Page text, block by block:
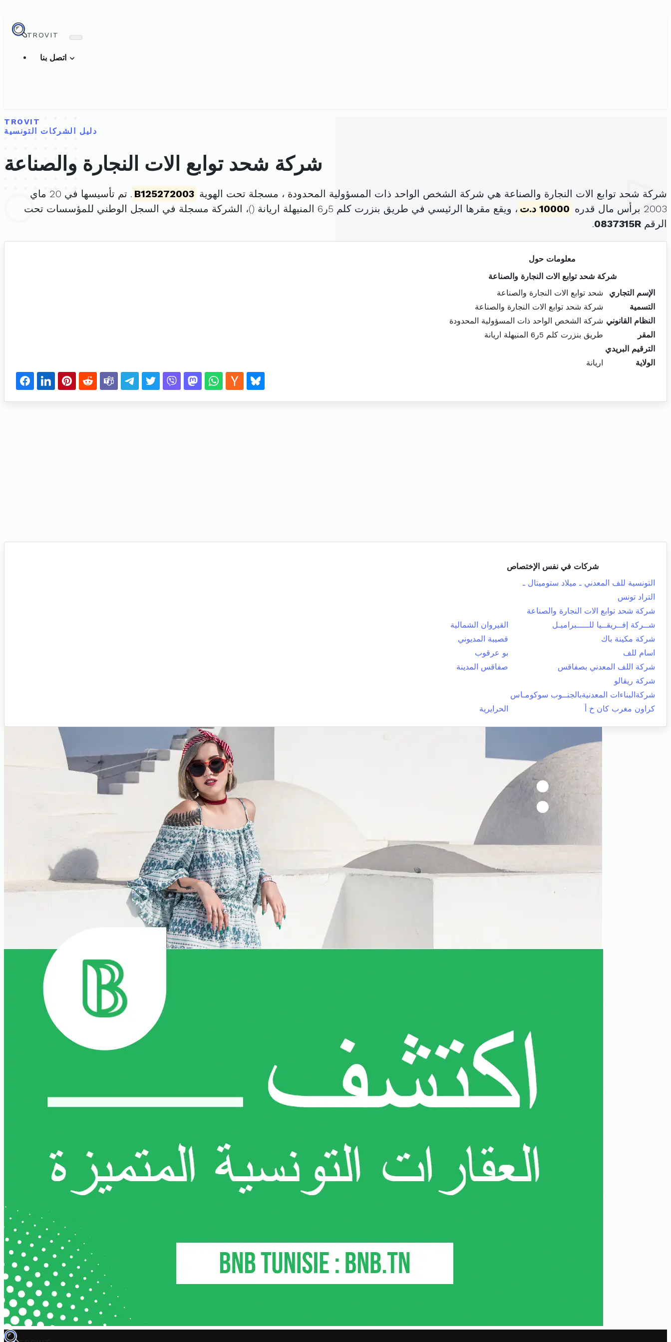
TROVIT
TROVIT
دليل الشركات التونسية
شركة شحد توابع الات النجارة والصناعة
شركة شحد توابع الات النجارة والصناعة هي شركة الشخص الواحد ذات المسؤولية المحدودة ، مسجلة تحت الهوية B125272003
. تم تأسيسها في 20 ماي
2003 برأس مال قدره
10000 د.ت ، ويقع مقرها الرئيسي في طريق بنزرت كلم 5ر6 المنيهلة اريانة (
)، الشركة مسجلة في السجل الوطني للمؤسسات تحت
الرقم 0837315R
.
معلومات حول
شركة شحد توابع الات النجارة والصناعة
الإسم التجاري
شحد توابع الات النجارة والصناعة
التسمية
شركة شحد توابع الات النجارة والصناعة
النظام القانوني شركة الشخص الواحد ذات المسؤولية المحدودة
المقر
طريق بنزرت كلم 5ر6 المنيهلة اريانة
الترقيم البريدي
الولاية
اريانة
شركات في نفس الإختصاص
التونسية للف المعدني ـ ميلاد ستوميتال ـ
التراد تونس
شركة شحد توابع الات النجارة والصناعة
شــركة إفــريقــيا للـــــبراميـل
القيروان الشمالية
شركة مكينة باك
قصيبة المديوني
اسام للف
بو عرقوب
شركة اللف المعدني بصفاقس
صفاقس المدينة
شركة ريقالو
شركةالبناءات المعدنيةبالجنــوب سوكومـاس
كراون مغرب كان خ أ
الحرايرية